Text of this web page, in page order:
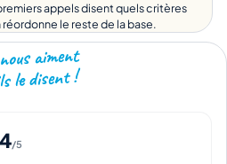
appels disent quels critères
le reste de la base.
aiment
le disent !
/5